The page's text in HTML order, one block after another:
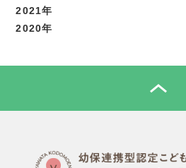
2021年
2020年